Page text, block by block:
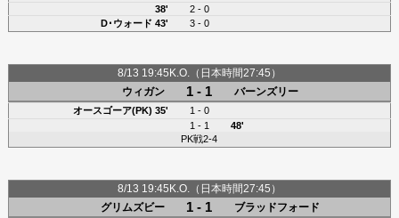
38'
2 - 0
D･ウォード 43' 3 - 0
8/13 19:45K.O.（日本時間27:45）
ウィガン
1 - 1 バーンズリー
オースゴーア(PK) 35'
1 - 0
1 - 1
48'
PK戦2-4
8/13 19:45K.O.（日本時間27:45）
グリムズビー
1 - 1 ブラッドフォード